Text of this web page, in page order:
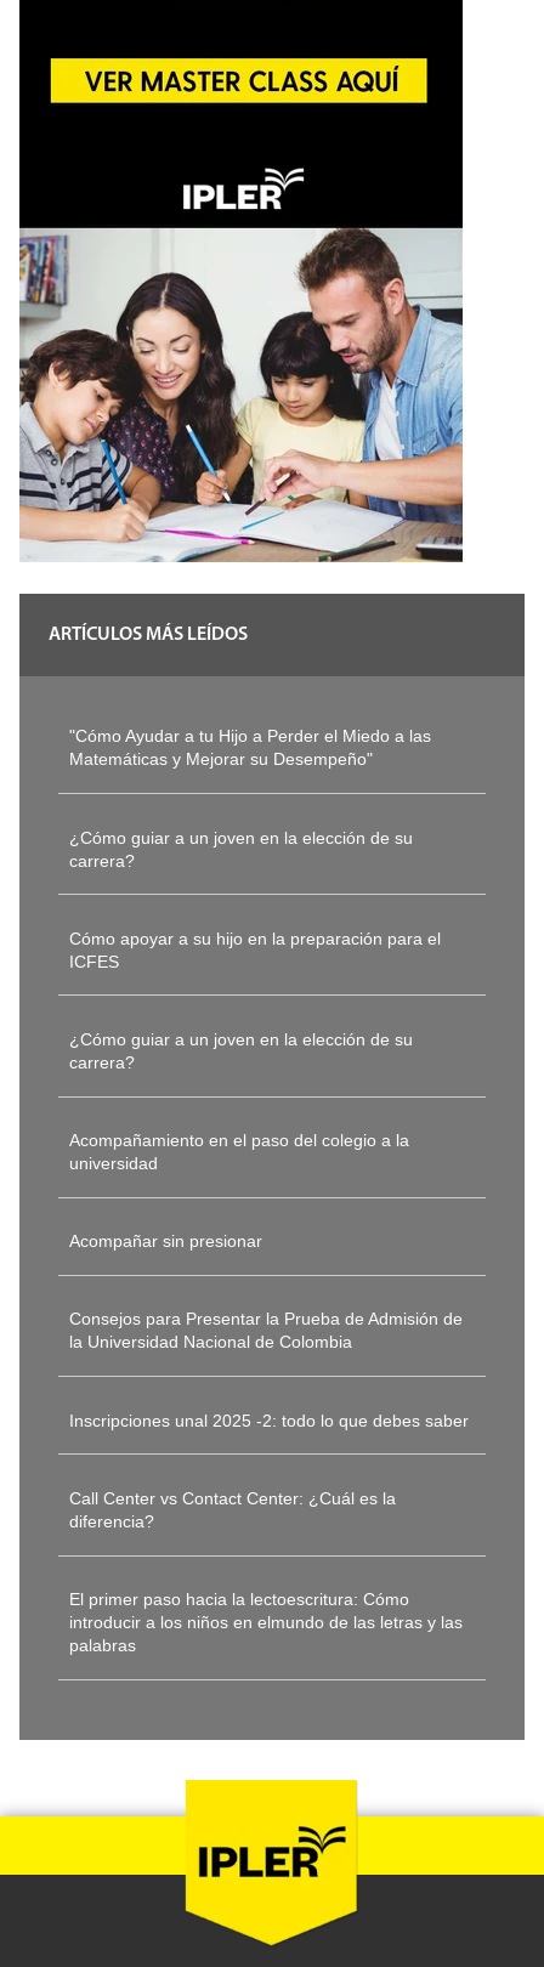
ARTÍCULOS MÁS LEÍDOS
"Cómo Ayudar a tu Hijo a Perder el Miedo a las
Matemáticas y Mejorar su Desempeño"
¿Cómo guiar a un joven en la elección de su
carrera?
Cómo apoyar a su hijo en la preparación para el
ICFES
¿Cómo guiar a un joven en la elección de su
carrera?
Acompañamiento en el paso del colegio a la
universidad
Acompañar sin presionar
Consejos para Presentar la Prueba de Admisión de
la Universidad Nacional de Colombia
Inscripciones unal 2025 -2: todo lo que debes saber
Call Center vs Contact Center: ¿Cuál es la
diferencia?
El primer paso hacia la lectoescritura: Cómo
introducir a los niños en elmundo de las letras y las
palabras